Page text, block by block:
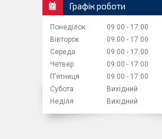
Графік роботи
Понеділок 09:00
17:00
Вівторок
09:00
17:00
Середа
09:00
17:00
Четвер
09:00
17:00
Пʼятниця
09:00
17:00
Субота
Вихідний
Неділя
Вихідний